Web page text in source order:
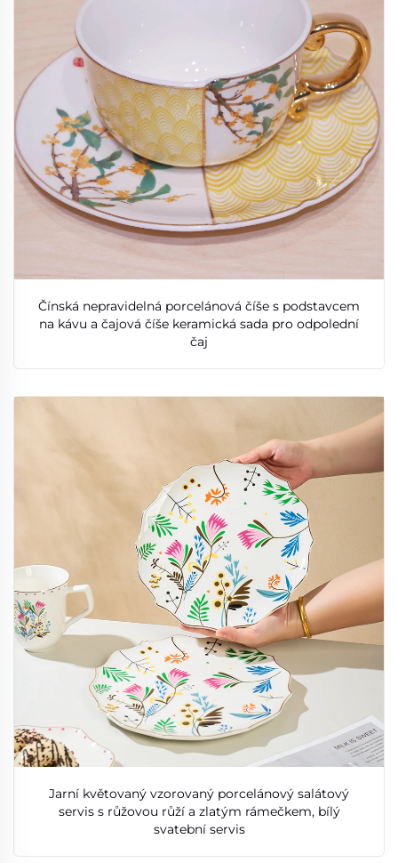
Čínská nepravidelná porcelánová číše s podstavcem
na kávu a čajová číše keramická sada pro odpolední
čaj
Jarní květovaný vzorovaný porcelánový salátový
servis s růžovou růží a zlatým rámečkem, bílý
svatební servis